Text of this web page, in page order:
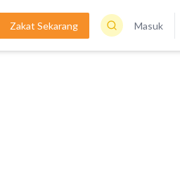
Zakat Sekarang Masuk